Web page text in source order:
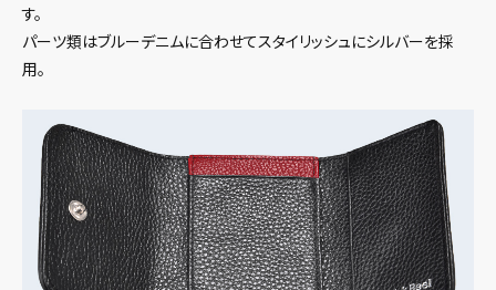
す。
パーツ類はブルーデニムに合わせてスタイリッシュにシルバーを採
用。